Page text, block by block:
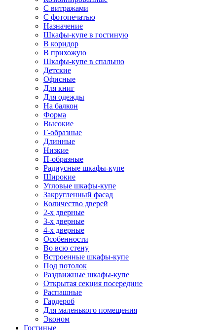
С витражами
С фотопечатью
Назначение
Шкафы-купе в гостиную
В коридор
В прихожую
Шкафы-купе в спальню
Детские
Офисные
Для книг
Для одежды
На балкон
Форма
Высокие
Г-образные
Длинные
Низкие
П-образные
Радиусные шкафы-купе
Широкие
Угловые шкафы-купе
Закругленный фасад
Количество дверей
2-х дверные
3-х дверные
4-х дверные
Особенности
Во всю стену
Встроенные шкафы-купе
Под потолок
Раздвижные шкафы-купе
Открытая секция посередине
Распашные
Гардероб
Для маленького помещения
Эконом
Гостиные